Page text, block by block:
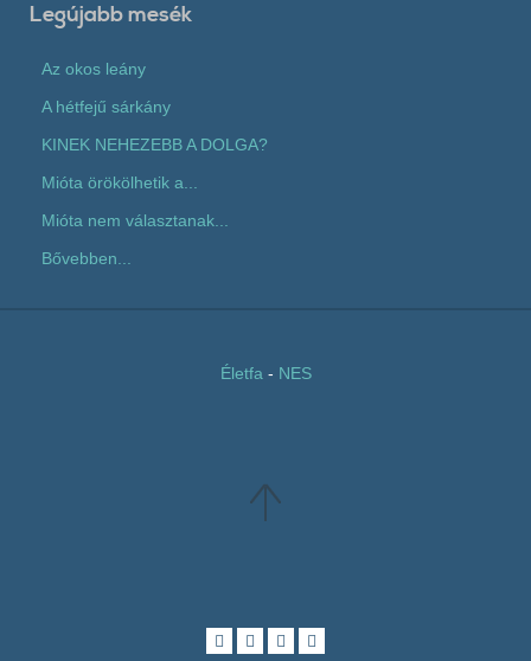
Legújabb mesék
Az okos leány
A hétfejű sárkány
KINEK NEHEZEBB A DOLGA?
Mióta örökölhetik a...
Mióta nem választanak...
Bővebben...
Életfa - NES